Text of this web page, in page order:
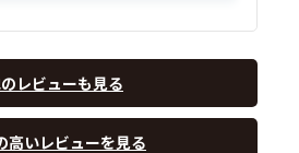
レビューも見る
高いレビューを見る